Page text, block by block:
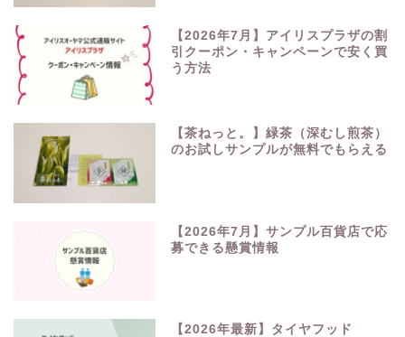
【2026年7月】アイリスプラザの割
引クーポン・キャンペーンで安く買
う方法
【茶ねっと。】緑茶（深むし煎茶）
のお試しサンプルが無料でもらえる
【2026年7月】サンプル百貨店で応
募できる懸賞情報
【2026年最新】タイヤフッド